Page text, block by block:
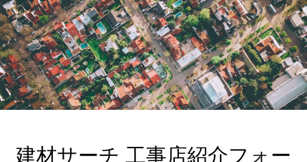
建材サーチ 工事店紹介フォー